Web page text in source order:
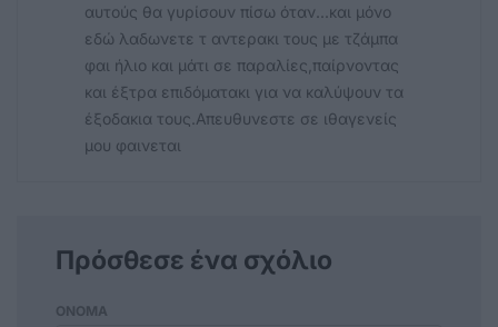
αυτούς θα γυρίσουν πίσω όταν...και μόνο
εδώ λαδωνετε τ αντερακι τους με τζάμπα
φαι ήλιο και μάτι σε παραλίες,παίρνοντας
και έξτρα επιδόματακι για να καλύψουν τα
έξοδακια τους.Απευθυνεστε σε ιθαγενείς
μου φαινεται
Πρόσθεσε ένα σχόλιο
ΟΝΟΜΑ